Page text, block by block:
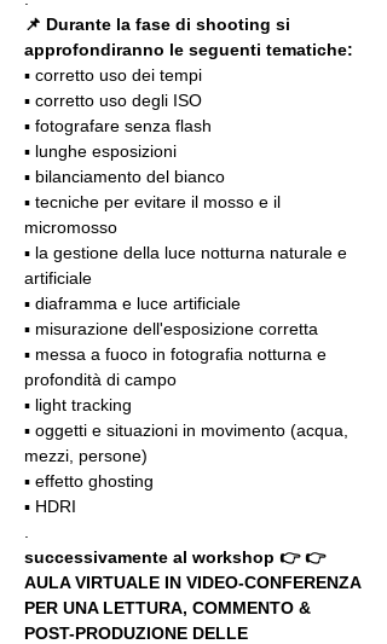
📌 Durante la fase di shooting si
approfondiranno le seguenti tematiche:
▪️ corretto uso dei tempi
▪️ corretto uso degli ISO
▪️ fotografare senza flash
▪️ lunghe esposizioni
▪️ bilanciamento del bianco
▪️ tecniche per evitare il mosso e il
micromosso
▪️ la gestione della luce notturna naturale e
artificiale
▪️ diaframma e luce artificiale
▪️ misurazione dell'esposizione corretta
▪️ messa a fuoco in fotografia notturna e
profondità di campo
▪️ light tracking
▪️ oggetti e situazioni in movimento (acqua,
mezzi, persone)
▪️ effetto ghosting
▪️ HDRI
successivamente al workshop 👉 👉
AULA VIRTUALE IN VIDEO-CONFERENZA
PER UNA LETTURA, COMMENTO &
POST-PRODUZIONE DELLE